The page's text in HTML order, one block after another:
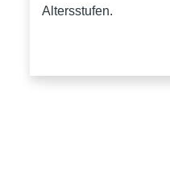
Altersstufen.